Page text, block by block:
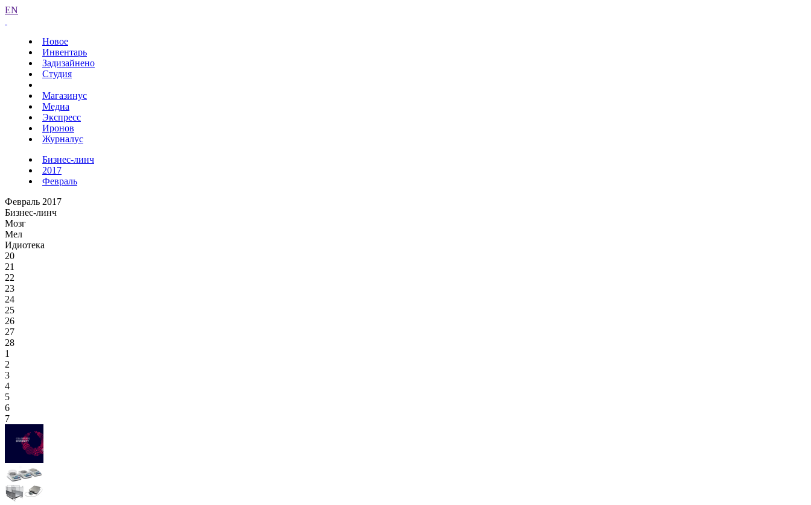
EN
Новое
Инвентарь
Задизайнено
Студия
Магазинус
Медиа
Экспресс
Иронов
Журналус
Бизнес-линч
2017
Февраль
Февраль 2017
Бизнес-линч
Мозг
Мел
Идиотека
20
21
22
23
24
25
26
27
28
1
2
3
4
5
6
7